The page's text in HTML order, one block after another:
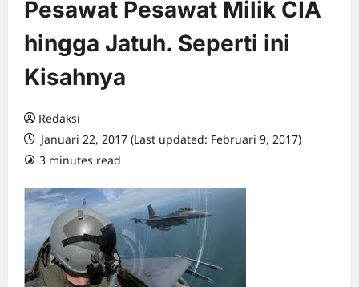
Pesawat Pesawat Milik CIA
hingga Jatuh. Seperti ini
Kisahnya
Redaksi
Januari 22, 2017 (Last updated: Februari 9, 2017)
3 minutes read